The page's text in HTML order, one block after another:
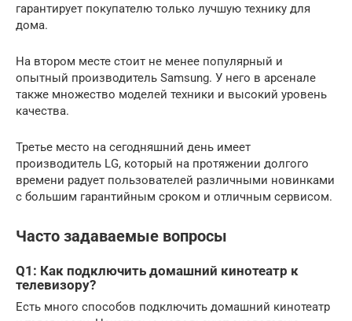
гарантирует покупателю только лучшую технику для
дома.
На втором месте стоит не менее популярный и
опытный производитель Samsung. У него в арсенале
также множество моделей техники и высокий уровень
качества.
Третье место на сегодняшний день имеет
производитель LG, который на протяжении долгого
времени радует пользователей различными новинками
с большим гарантийным сроком и отличным сервисом.
Часто задаваемые вопросы
Q1: Как подключить домашний кинотеатр к
телевизору?
Есть много способов подключить домашний кинотеатр